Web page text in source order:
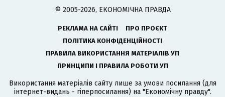
© 2005-2026, ЕКОНОМІЧНА ПРАВДА
РЕКЛАМА НА САЙТІ
ПРО ПРОЄКТ
ПОЛІТИКА КОНФІДЕНЦІЙНОСТІ
ПРАВИЛА ВИКОРИСТАННЯ МАТЕРІАЛІВ УП
ПРИНЦИПИ І ПРАВИЛА РОБОТИ УП
Використання матеріалів сайту лише за умови посилання (для
інтернет-видань - гіперпосилання) на "Економічну правду".